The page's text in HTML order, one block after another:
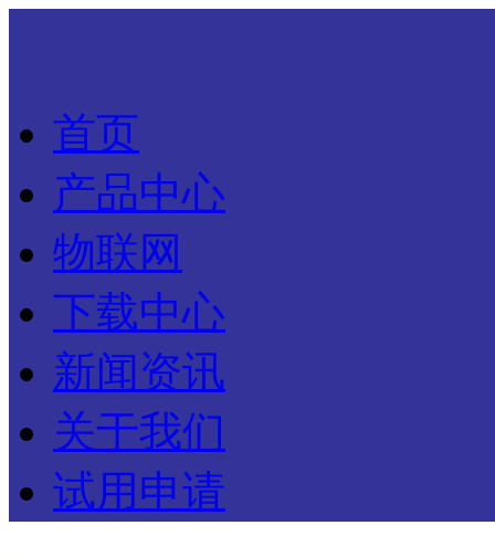
首页
产品中心
物联网
下载中心
新闻资讯
关于我们
试用申请